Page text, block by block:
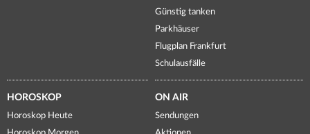
Günstig tanken
Parkhäuser
Flugplan Frankfurt
Schulausfälle
HOROSKOP
Horoskop Heute
ON AIR
Sendungen